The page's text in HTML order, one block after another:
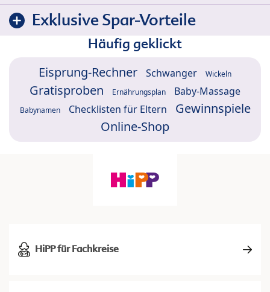
Exklusive Spar-Vorteile
Häufig geklickt
Eisprung-Rechner Schwanger Wickeln
Gratisproben Ernährungsplan Baby-Massage
Babynamen Checklisten für Eltern
Gewinnspiele
Online-Shop
HiPP für Fachkreise